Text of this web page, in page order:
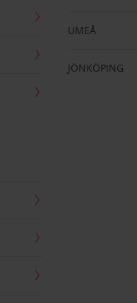
UMEÅ
JÖNKÖPING